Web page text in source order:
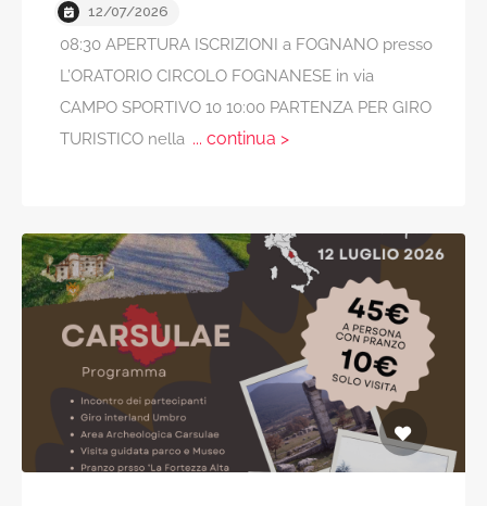
12/07/2026
08:30 APERTURA ISCRIZIONI a FOGNANO presso
L’ORATORIO CIRCOLO FOGNANESE in via
CAMPO SPORTIVO 10 10:00 PARTENZA PER GIRO
TURISTICO nella... continua >